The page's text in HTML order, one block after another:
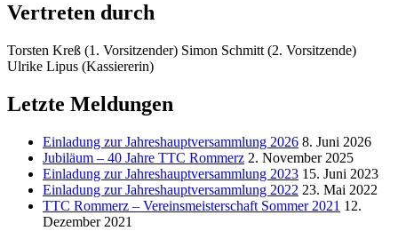
Vertreten durch
Torsten Kreß (1. Vorsitzender) Simon Schmitt (2. Vorsitzende)
Ulrike Lipus (Kassiererin)
Letzte Meldungen
Einladung zur Jahreshauptversammlung 2026 8. Juni 2026
Jubiläum – 40 Jahre TTC Rommerz 2. November 2025
Einladung zur Jahreshauptversammlung 2023 15. Juni 2023
Einladung zur Jahreshauptversammlung 2022 23. Mai 2022
TTC Rommerz – Vereinsmeisterschaft Sommer 2021 12.
Dezember 2021